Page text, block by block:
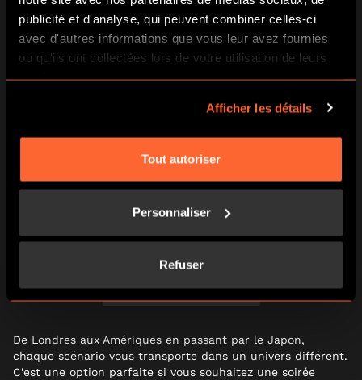
publicité et d'analyse, qui peuvent combiner celles-ci
avec d'autres informations que vous leur avez fournies
ou qu'ils ont collectées lors de votre utilisation de leurs
services.
Afficher les détails
Tout autoriser
Personnaliser
Refuser
PLUS D’INFOS ICI
De Londres aux Amériques en passant par le Japon,
chaque scénario vous transporte dans un univers différent.
C’est une option parfaite si vous souhaitez une soirée